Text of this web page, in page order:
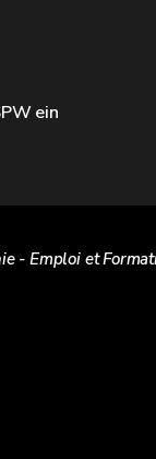
ein
- Emploi et